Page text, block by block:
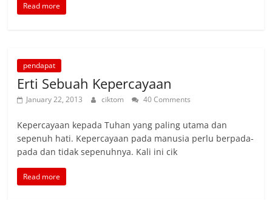
Read more
pendapat
Erti Sebuah Kepercayaan
January 22, 2013 ciktom 40 Comments
Kepercayaan kepada Tuhan yang paling utama dan
sepenuh hati. Kepercayaan pada manusia perlu berpada-
pada dan tidak sepenuhnya. Kali ini cik
Read more